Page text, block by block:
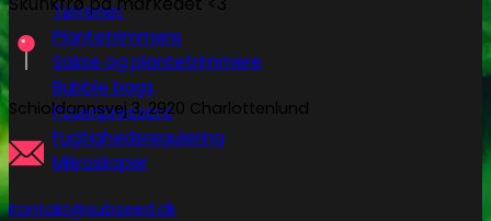
Tørrenet
Plantetrimmere
Sakse og plantetrimmere
Bubble bags
Pollenpressere
Fugtighedsregulering
Mikroskoper
Schioldannsvej 3, 2920 Charlottenlund
Kontakt@subseed.dk